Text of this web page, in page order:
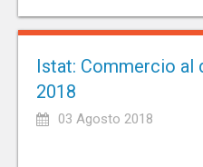
Istat: Commercio al
2018
03 Agosto 2018